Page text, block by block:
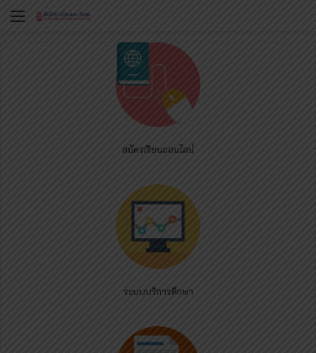
Menu
สมัครเรียนออนไลน์
ระบบบริการศึกษา